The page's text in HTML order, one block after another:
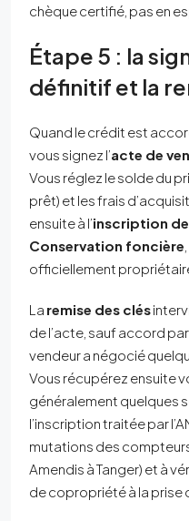
chèque certifié, pas en
Étape 5 : la
définitif et la
Quand le crédit est
vous signez l’acte de
Vous réglez le solde du
prêt) et les frais
ensuite à l’inscription
Conservation foncière
officiellement
La remise des clés
de l’acte, sauf accord
vendeur a négocié
Vous récupérez ensuite
généralement quelques
l’inscription traitée par
mutations des
Amendis à Tanger) et à
de copropriété à la prise